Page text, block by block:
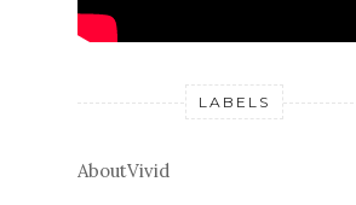
LABELS
AboutVivid